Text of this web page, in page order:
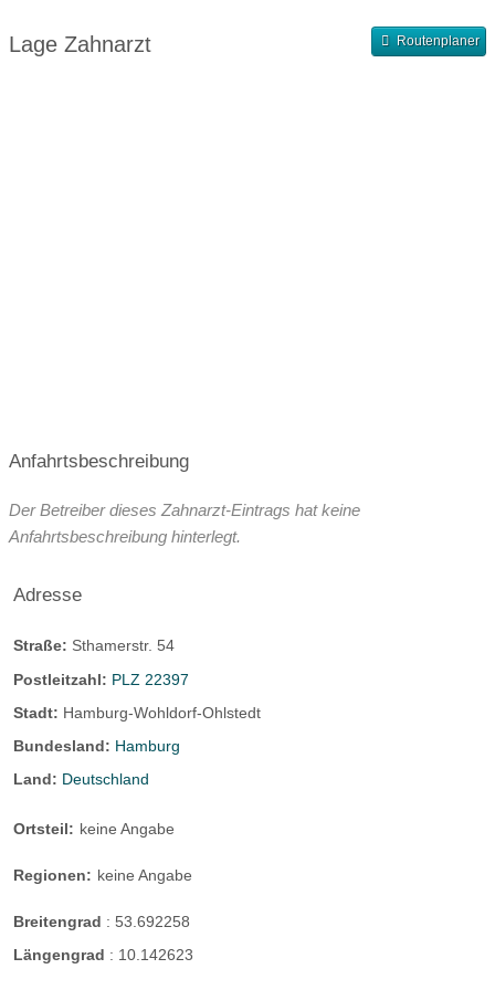
Samstagssprechstunde
Lage Zahnarzt Routenplaner
Anfahrtsbeschreibung
Der Betreiber dieses Zahnarzt-Eintrags hat keine
Anfahrtsbeschreibung hinterlegt.
Adresse
Straße: Sthamerstr. 54
Postleitzahl: PLZ 22397
Stadt: Hamburg-Wohldorf-Ohlstedt
Bundesland: Hamburg
Land: Deutschland
Ortsteil: keine Angabe
Regionen: keine Angabe
Breitengrad : 53.692258
Längengrad : 10.142623